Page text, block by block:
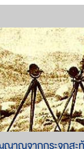
ญาณจากกระจกสะ